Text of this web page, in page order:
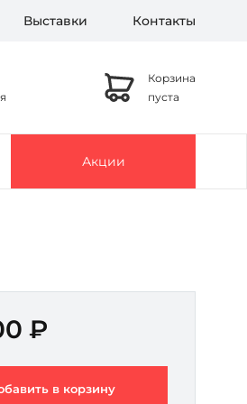
Выставки Контакты
Корзина
пуста
Акции
₽
в корзину